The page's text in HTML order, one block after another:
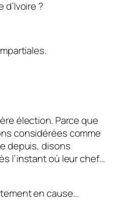
?
élection. Parce que
considérées comme
depuis, disons
l’instant où leur chef…
en cause…